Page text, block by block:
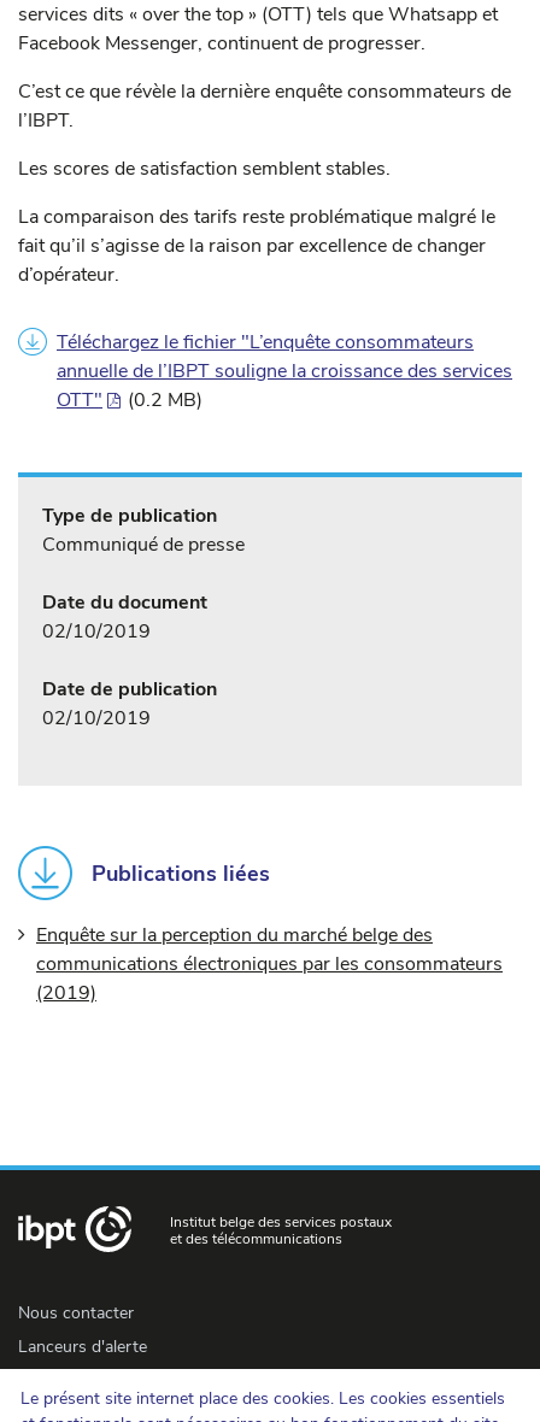
Le présent site internet place des cookies. Les cookies essentiels
services dits « over the top » (OTT) tels que Whatsapp et
Facebook Messenger, continuent de progresser.
C’est ce que révèle la dernière enquête consommateurs de
l’IBPT.
Les scores de satisfaction semblent stables.
La comparaison des tarifs reste problématique malgré le
fait qu’il s’agisse de la raison par excellence de changer
d’opérateur.
Téléchargez le fichier "L’enquête consommateurs
annuelle de l’IBPT souligne la croissance des services
OTT"
(0.2 MB)
Type de publication
Communiqué de presse
Date du document
02/10/2019
Date de publication
02/10/2019
Publications liées
Enquête sur la perception du marché belge des
communications électroniques par les consommateurs
(2019)
Institut belge des services postaux
et des télécommunications
Nous contacter
Lanceurs d'alerte
Accessibilité